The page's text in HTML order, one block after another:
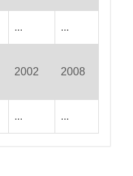
... ...
2002 2008
... ...